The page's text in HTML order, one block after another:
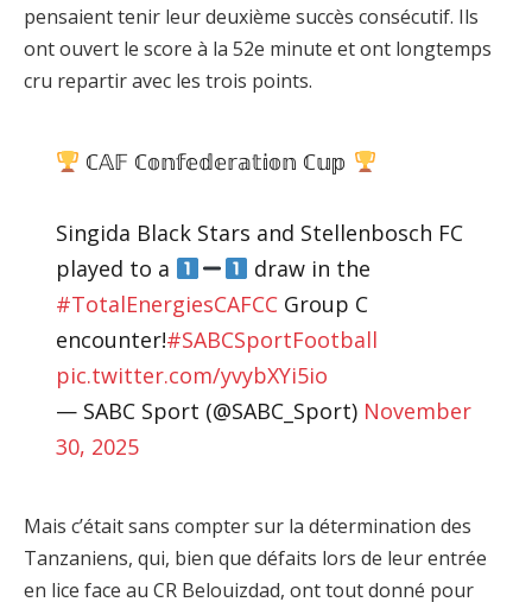
pensaient tenir leur deuxième succès consécutif. Ils
ont ouvert le score à la 52e minute et ont longtemps
cru repartir avec les trois points.
ℂ𝔸𝔽 ℂ𝕠𝕟𝕗𝕖𝕕𝕖𝕣𝕒𝕥𝕚𝕠𝕟 ℂ𝕦𝕡
Singida Black Stars and Stellenbosch FC
played to a
draw in the
#TotalEnergiesCAFCCGroup C
encounter!#SABCSportFootball
pic.twitter.com/yvybXYi5io
— SABC Sport (@SABC_Sport) November
30, 2025
Mais c’était sans compter sur la détermination des
Tanzaniens, qui, bien que défaits lors de leur entrée
en lice face au CR Belouizdad, ont tout donné pour